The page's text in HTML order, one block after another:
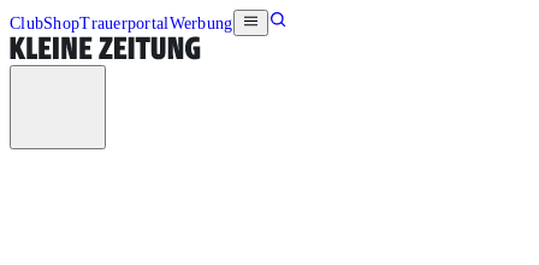
ClubShopTrauerportalWerbung